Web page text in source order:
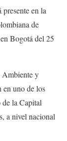
en la
de
Bogotá del 25
Ambiente y
en uno de los
de la Capital
a nivel nacional